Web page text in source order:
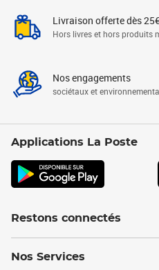
Livraison offerte dès
Hors livres et hors produits
Nos engagements
sociétaux et
Applications La Poste
Restons connectés
Nos Services